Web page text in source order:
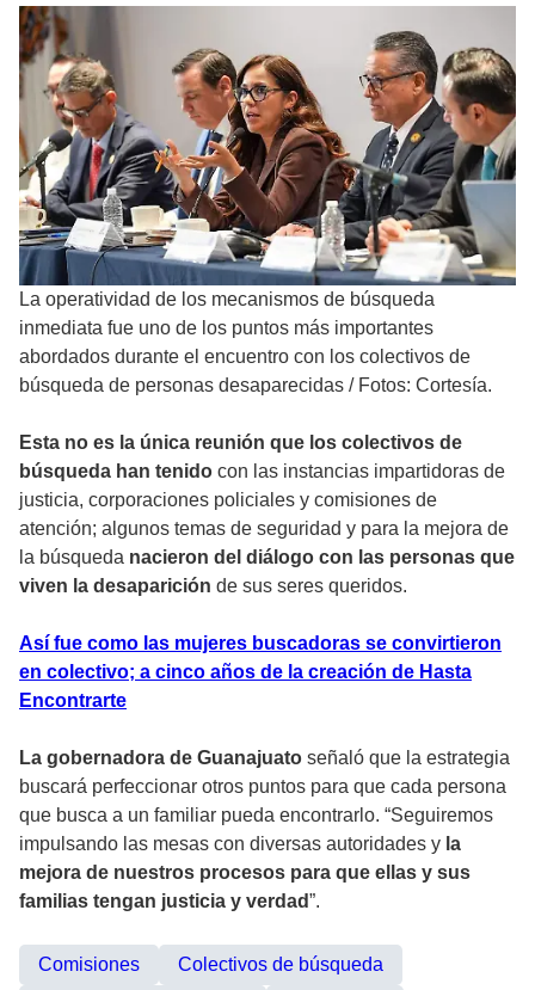
La operatividad de los mecanismos de búsqueda
inmediata fue uno de los puntos más importantes
abordados durante el encuentro con los colectivos de
búsqueda de personas desaparecidas / Fotos: Cortesía.
Esta no es la única reunión que los colectivos de
búsqueda han tenido con las instancias impartidoras de
justicia, corporaciones policiales y comisiones de
atención; algunos temas de seguridad y para la mejora de
la búsqueda nacieron del diálogo con las personas que
viven la desaparición de sus seres queridos.
Así fue como las mujeres buscadoras se convirtieron
en colectivo; a cinco años de la creación de Hasta
Encontrarte
La gobernadora de Guanajuato señaló que la estrategia
buscará perfeccionar otros puntos para que cada persona
que busca a un familiar pueda encontrarlo. “Seguiremos
impulsando las mesas con diversas autoridades y la
mejora de nuestros procesos para que ellas y sus
familias tengan justicia y verdad”.
Comisiones
Colectivos de búsqueda